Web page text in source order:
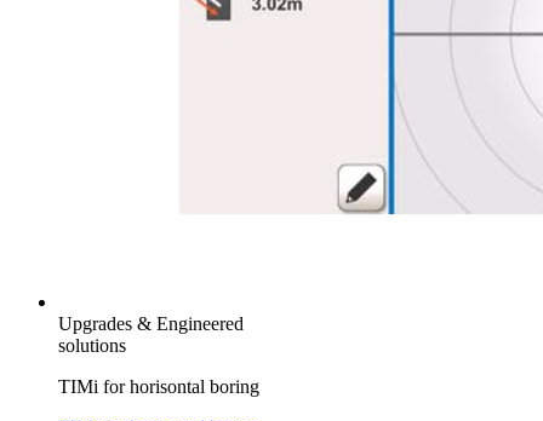
Upgrades & Engineered
solutions
TIMi for horisontal boring